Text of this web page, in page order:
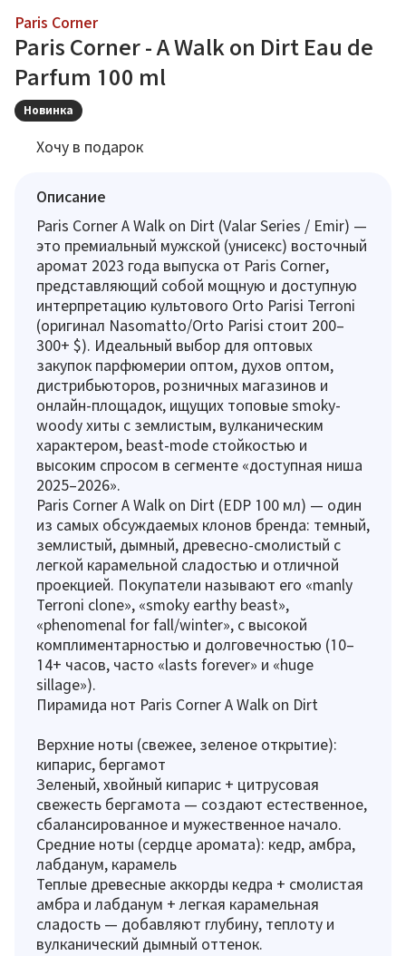
Paris Corner
Paris Corner - A Walk on Dirt Eau de
Parfum 100 ml
Новинка
Хочу в подарок
Описание
Paris Corner A Walk on Dirt (Valar Series / Emir) —
это премиальный мужской (унисекс) восточный
аромат 2023 года выпуска от Paris Corner,
представляющий собой мощную и доступную
интерпретацию культового Orto Parisi Terroni
(оригинал Nasomatto/Orto Parisi стоит 200–
300+ $). Идеальный выбор для оптовых
закупок парфюмерии оптом, духов оптом,
дистрибьюторов, розничных магазинов и
онлайн-площадок, ищущих топовые smoky-
woody хиты с землистым, вулканическим
характером, beast-mode стойкостью и
высоким спросом в сегменте «доступная ниша
2025–2026».
Paris Corner A Walk on Dirt (EDP 100 мл) — один
из самых обсуждаемых клонов бренда: темный,
землистый, дымный, древесно-смолистый с
легкой карамельной сладостью и отличной
проекцией. Покупатели называют его «manly
Terroni clone», «smoky earthy beast»,
«phenomenal for fall/winter», с высокой
комплиментарностью и долговечностью (10–
14+ часов, часто «lasts forever» и «huge
sillage»).
Пирамида нот Paris Corner A Walk on Dirt
Верхние ноты (свежее, зеленое открытие):
кипарис, бергамот
Зеленый, хвойный кипарис + цитрусовая
свежесть бергамота — создают естественное,
сбалансированное и мужественное начало.
Средние ноты (сердце аромата): кедр, амбра,
лабданум, карамель
Теплые древесные аккорды кедра + смолистая
амбра и лабданум + легкая карамельная
сладость — добавляют глубину, теплоту и
вулканический дымный оттенок.